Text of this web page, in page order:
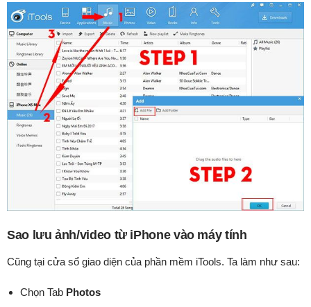
Sao lưu ảnh/video từ iPhone vào máy tính
Cũng tại cửa sổ giao diện của phần mềm iTools. Ta làm như sau:
Chọn Tab Photos